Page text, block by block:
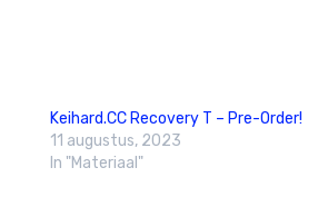
Keihard.CC Recovery T – Pre-Order!
11 augustus, 2023
In "Materiaal"